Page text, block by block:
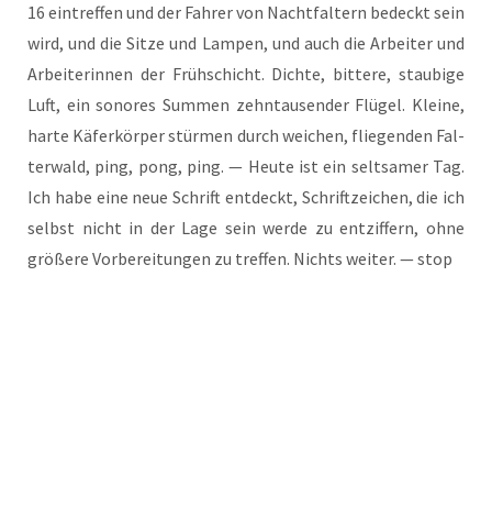
16 ein­tref­fen und der Fah­rer von Nacht­fal­tern bedeckt sein
wird, und die Sit­ze und Lam­pen, und auch die Arbei­ter und
Arbei­te­rin­nen der Früh­schicht. Dich­te, bit­te­re, stau­bi­ge
Luft, ein sono­res Sum­men zehn­tau­sen­der Flü­gel. Klei­ne,
har­te Käfer­kör­per stür­men durch wei­chen, flie­gen­den Fal­
ter­wald, ping, pong, ping. — Heu­te ist ein selt­sa­mer Tag.
Ich habe eine neue Schrift ent­deckt, Schrift­zei­chen, die ich
selbst nicht in der Lage sein wer­de zu ent­zif­fern, ohne
grö­ße­re Vor­be­rei­tun­gen zu tref­fen. Nichts wei­ter. — stop